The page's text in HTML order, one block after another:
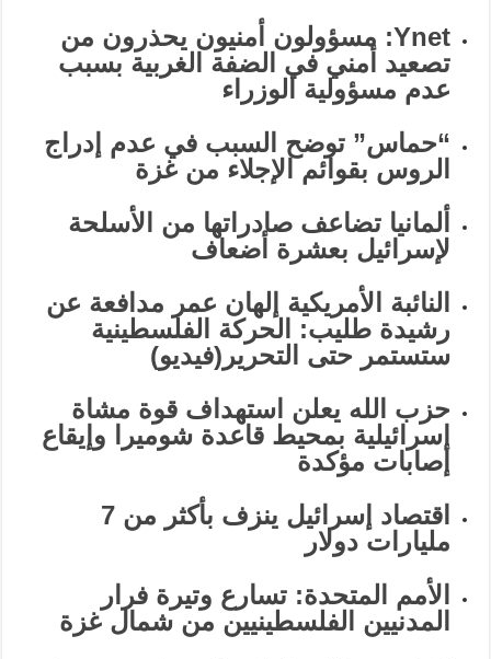
Ynet: مسؤولون أمنيون يحذرون من
تصعيد أمني في الضفة الغربية بسبب
عدم مسؤولية الوزراء
“حماس” توضح السبب في عدم إدراج
الروس بقوائم الإجلاء من غزة
ألمانيا تضاعف صادراتها من الأسلحة
لإسرائيل بعشرة أضعاف
النائبة الأمريكية إلهان عمر مدافعة عن
رشيدة طليب: الحركة الفلسطينية
ستستمر حتى التحرير(فيديو)
حزب الله يعلن استهداف قوة مشاة
إسرائيلية بمحيط قاعدة شوميرا وإيقاع
إصابات مؤكدة
اقتصاد إسرائيل ينزف بأكثر من 7
مليارات دولار
الأمم المتحدة: تسارع وتيرة فرار
المدنيين الفلسطينيين من شمال غزة